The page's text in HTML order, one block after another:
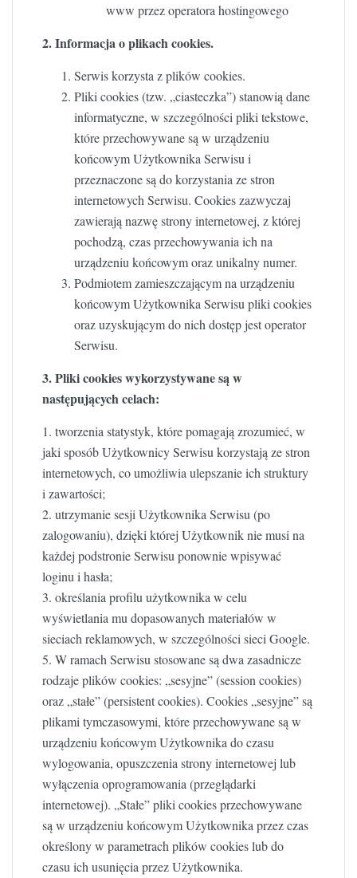
www przez operatora hostingowego
2. Informacja o plikach cookies.
Serwis korzysta z plików cookies.
Pliki cookies (tzw. „ciasteczka”) stanowią dane
informatyczne, w szczególności pliki tekstowe,
które przechowywane są w urządzeniu
końcowym Użytkownika Serwisu i
przeznaczone są do korzystania ze stron
internetowych Serwisu. Cookies zazwyczaj
zawierają nazwę strony internetowej, z której
pochodzą, czas przechowywania ich na
urządzeniu końcowym oraz unikalny numer.
Podmiotem zamieszczającym na urządzeniu
końcowym Użytkownika Serwisu pliki cookies
oraz uzyskującym do nich dostęp jest operator
Serwisu.
3. Pliki cookies wykorzystywane są w
następujących celach:
1. tworzenia statystyk, które pomagają zrozumieć, w
jaki sposób Użytkownicy Serwisu korzystają ze stron
internetowych, co umożliwia ulepszanie ich struktury
i zawartości;
2. utrzymanie sesji Użytkownika Serwisu (po
zalogowaniu), dzięki której Użytkownik nie musi na
każdej podstronie Serwisu ponownie wpisywać
loginu i hasła;
3. określania profilu użytkownika w celu
wyświetlania mu dopasowanych materiałów w
sieciach reklamowych, w szczególności sieci Google.
5. W ramach Serwisu stosowane są dwa zasadnicze
rodzaje plików cookies: „sesyjne” (session cookies)
oraz „stałe” (persistent cookies). Cookies „sesyjne” są
plikami tymczasowymi, które przechowywane są w
urządzeniu końcowym Użytkownika do czasu
wylogowania, opuszczenia strony internetowej lub
wyłączenia oprogramowania (przeglądarki
internetowej). „Stałe” pliki cookies przechowywane
są w urządzeniu końcowym Użytkownika przez czas
określony w parametrach plików cookies lub do
czasu ich usunięcia przez Użytkownika.